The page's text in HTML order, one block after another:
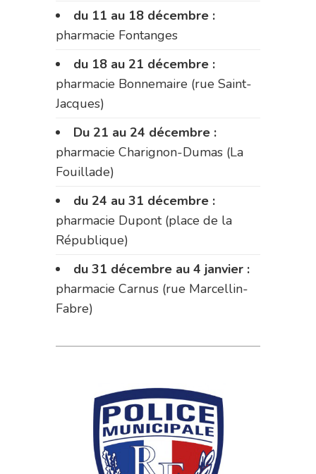
du 11 au 18 décembre :
pharmacie Fontanges
du 18 au 21 décembre :
pharmacie Bonnemaire (rue Saint-
Jacques)
Du 21 au 24 décembre :
pharmacie Charignon-Dumas (La
Fouillade)
du 24 au 31 décembre :
pharmacie Dupont (place de la
République)
du 31 décembre au 4 janvier :
pharmacie Carnus (rue Marcellin-
Fabre)